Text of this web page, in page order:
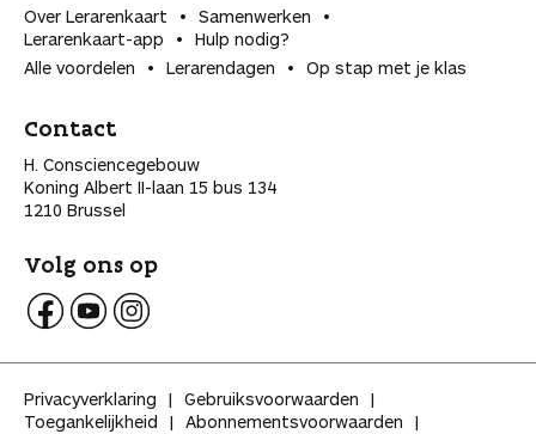
Over Lerarenkaart
Samenwerken
Lerarenkaart-app
Hulp nodig?
Alle voordelen
Lerarendagen Op stap met je klas
Contact
H. Consciencegebouw
Koning Albert II-laan 15 bus 134
1210 Brussel
Volg ons op
o
l
g
o
g
o
g
Privacyverklaring
Gebruiksvoorwaarden
Toegankelijkheid
Abonnementsvoorwaarden